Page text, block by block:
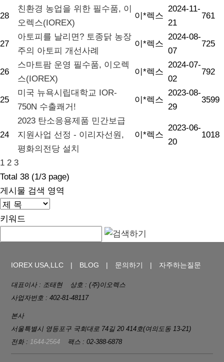
28
친환경 농업을 위한 필수품, 이
오렉스(IOREX)
이*렉스
2024-11-
21
761
27
아토피를 날리면? 토종닭 농장
주의 아토피 개선사례
이*렉스
2024-08-
07
725
26
스마트팜 운영 필수품, 이오렉
스(IOREX)
이*렉스
2024-07-
02
792
25
미국 뉴욕시립대학교 IOR-
750N 수출쾌거!
이*렉스
2023-08-
29
3599
24
2023 탄소응용제품 민간보급
지원사업 선정 - 이리자선원,
평화의전당 설치
이*렉스
2023-06-
20
1018
1 2 3
Total 38 (1/3 page)
게시물 검색 영역
키워드
IOREX USA,LLC BLOG 문의하기 자주하는질문
대표이사 : 조태현
상호 : (주)이오렉스
사업자번호 : 402-81-48117
본사
서울특별시 영등포구 국회대로 74길 20 414호(여의도동 13-21)
전화 :1644-2564 팩스 : 02-388-6878